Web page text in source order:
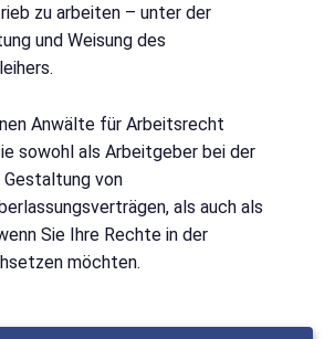
zu arbeiten – unter der
und Weisung des
Anwälte für Arbeitsrecht
sowohl als Arbeitgeber bei der
von
als auch als
Sie Ihre Rechte in der
möchten.